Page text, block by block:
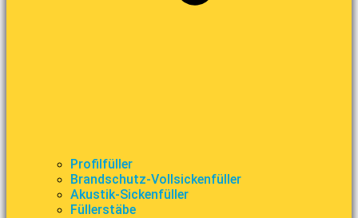
Profilfüller
Brandschutz-Vollsickenfüller
Akustik-Sickenfüller
Füllerstäbe